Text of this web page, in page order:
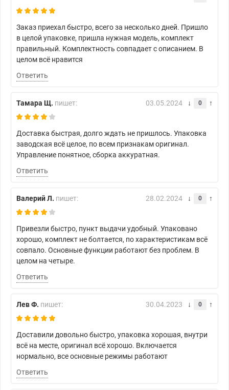
Заказ приехал быстро, всего за несколько дней. Пришло
в целой упаковке, пришла нужная модель, комплект
правильный. Комплектность совпадает с описанием. В
целом всё нравится
Ответить
Тамара Щ. пишет: 03.05.2024 0
Доставка быстрая, долго ждать не пришлось. Упаковка
заводская всё целое, по всем признакам оригинал.
Управление понятное, сборка аккуратная.
Ответить
Валерий Л. пишет: 28.02.2024 0
Привезли быстро, пункт выдачи удобный. Упаковано
хорошо, комплект не болтается, по характеристикам всё
совпало. Основные функции работают без проблем. В
целом на четыре.
Ответить
Лев Ф. пишет: 30.04.2023 0
Доставили довольно быстро, упаковка хорошая, внутри
всё на месте, оригинал всё хорошо. Включается
нормально, все основные режимы работают
Ответить